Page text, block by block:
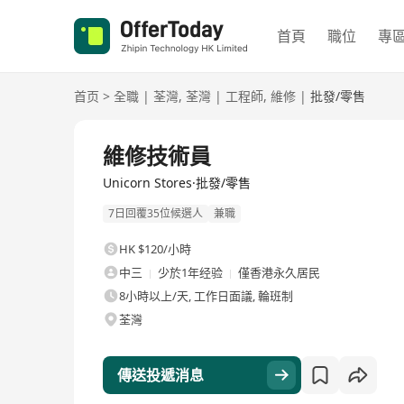
首頁 職位 專
首页 > 全職 | 荃灣, 荃灣 | 工程師, 維修 | 批發/零售
維修技術員
Unicorn Stores·批發/零售
7日回覆35位候選人 兼職
HK $120/小時
中三
少於1年经验
僅香港永久居民
8小時以上/天, 工作日面議, 輪班制
荃灣
傳送投遞消息